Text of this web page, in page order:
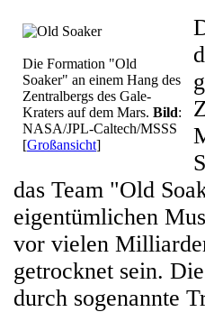
Die Formation "Old
Soaker" an einem Hang des
Zentralbergs des Gale-
Kraters auf dem Mars. Bild:
NASA/JPL-Caltech/MSSS
[Großansicht]
das Team "Old
eigentümlichen
vor vielen
getrocknet sein.
durch sogenannte